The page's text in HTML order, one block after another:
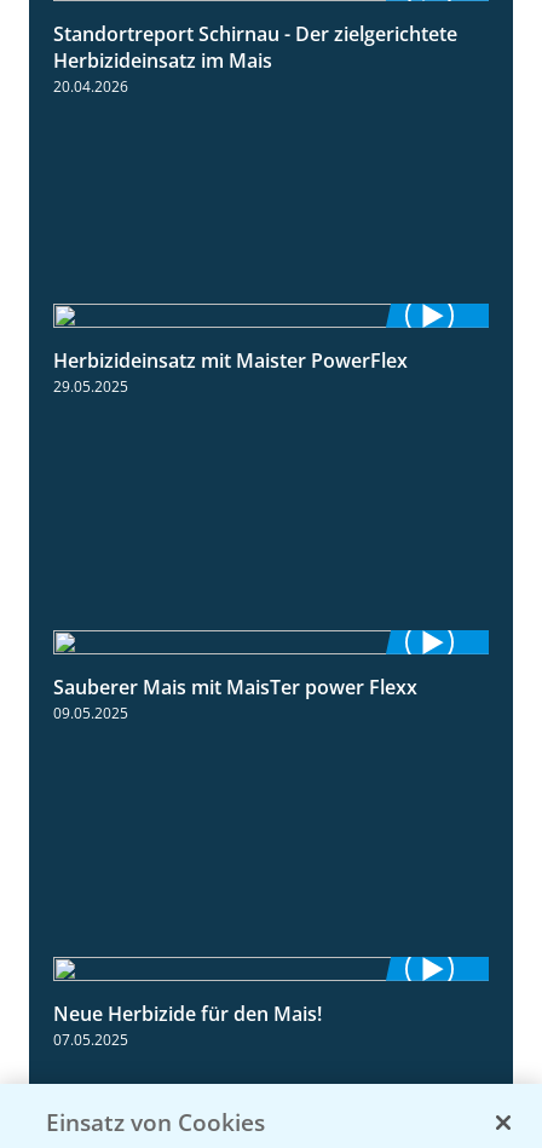
9:27
Standortreport Schirnau - Der zielgerichtete
Herbizideinsatz im Mais
20.04.2026
Herbizideinsatz mit Maister PowerFlex
29.05.2025
2:26
Sauberer Mais mit MaisTer power Flexx
09.05.2025
Neue Herbizide für den Mais!
07.05.2025
Einsatz von Cookies